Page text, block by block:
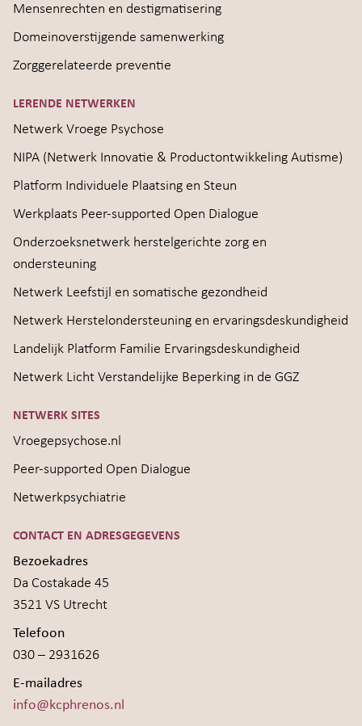
Mensenrechten en destigmatisering
Domeinoverstijgende samenwerking
Zorggerelateerde preventie
LERENDE NETWERKEN
Netwerk Vroege Psychose
NIPA (Netwerk Innovatie & Productontwikkeling Autisme)
Platform Individuele Plaatsing en Steun
Werkplaats Peer-supported Open Dialogue
Onderzoeksnetwerk herstelgerichte zorg en
ondersteuning
Netwerk Leefstijl en somatische gezondheid
Netwerk Herstelondersteuning en ervaringsdeskundigheid
Landelijk Platform Familie Ervaringsdeskundigheid
Netwerk Licht Verstandelijke Beperking in de GGZ
NETWERK SITES
Vroegepsychose.nl
Peer-supported Open Dialogue
Netwerkpsychiatrie
CONTACT EN ADRESGEGEVENS
Bezoekadres
Da Costakade 45
3521 VS Utrecht
Telefoon
030 – 2931626
E-mailadres
info@kcphrenos.nl